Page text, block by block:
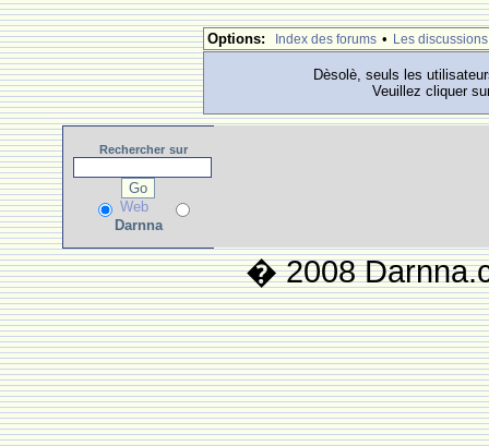
Options: Index des forums • Les discussions
Dèsolè, seuls les
Veuillez cliquer
Rechercher sur
Web
Darnna
� 2008